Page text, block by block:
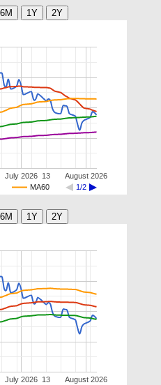
MA60 1/2
July 2026 August 2026
13
July 2026 August 2026
13